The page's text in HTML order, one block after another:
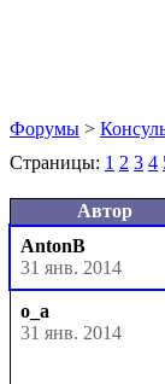
Форумы >
Страницы: 1 2 3 4
Автор
AntonB
31 янв. 2014
o_a
31 янв. 2014